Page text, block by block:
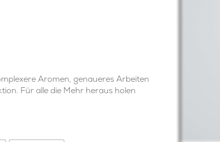
Aromen, genaueres Arbeiten
Für alle die Mehr heraus holen